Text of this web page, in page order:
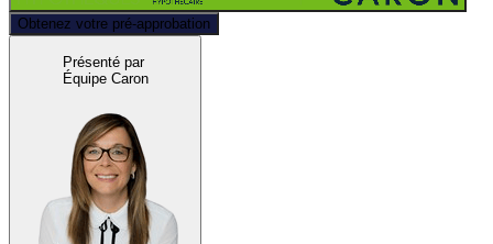
Obtenez votre pré-approbation
Présenté par
Équipe Caron